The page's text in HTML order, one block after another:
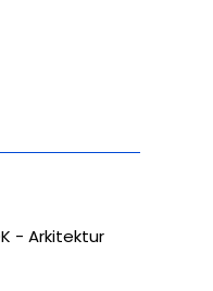
- Arkitektur